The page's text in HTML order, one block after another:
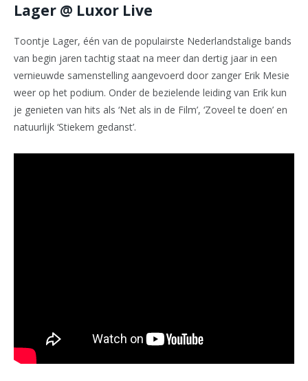
Lager @ Luxor Live
Toontje Lager, één van de populairste Nederlandstalige bands
van begin jaren tachtig staat na meer dan dertig jaar in een
vernieuwde samenstelling aangevoerd door zanger Erik Mesie
weer op het podium. Onder de bezielende leiding van Erik kun
je genieten van hits als ‘Net als in de Film’, ‘Zoveel te doen’ en
natuurlijk ‘Stiekem gedanst’.